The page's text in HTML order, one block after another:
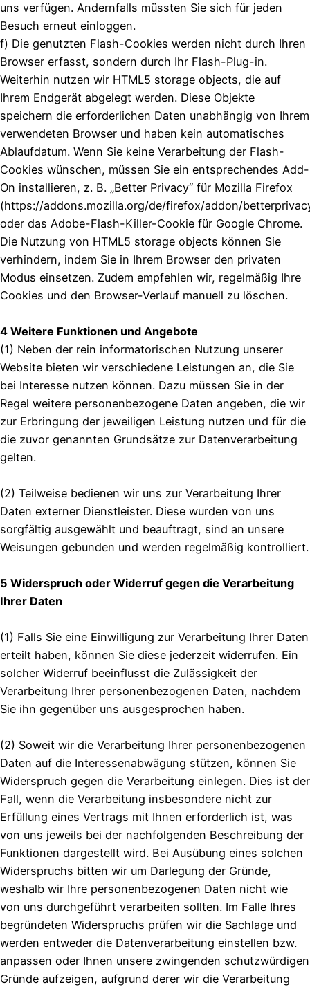
uns verfügen. Andernfalls müssten Sie sich für jeden
Besuch erneut einloggen.
f) Die genutzten Flash-Cookies werden nicht durch Ihren
Browser erfasst, sondern durch Ihr Flash-Plug-in.
Weiterhin nutzen wir HTML5 storage objects, die auf
Ihrem Endgerät abgelegt werden. Diese Objekte
speichern die erforderlichen Daten unabhängig von Ihrem
verwendeten Browser und haben kein automatisches
Ablaufdatum. Wenn Sie keine Verarbeitung der Flash-
Cookies wünschen, müssen Sie ein entsprechendes Add-
On installieren, z. B. „Better Privacy“ für Mozilla Firefox
(https://addons.mozilla.org/de/firefox/addon/
oder das Adobe-Flash-Killer-Cookie für Google Chrome.
Die Nutzung von HTML5 storage objects können Sie
verhindern, indem Sie in Ihrem Browser den privaten
Modus einsetzen. Zudem empfehlen wir, regelmäßig Ihre
Cookies und den Browser-Verlauf manuell zu löschen.
4 Weitere Funktionen und Angebote
(1) Neben der rein informatorischen Nutzung unserer
Website bieten wir verschiedene Leistungen an, die Sie
bei Interesse nutzen können. Dazu müssen Sie in der
Regel weitere personenbezogene Daten angeben, die wir
zur Erbringung der jeweiligen Leistung nutzen und für die
die zuvor genannten Grundsätze zur Datenverarbeitung
gelten.
(2) Teilweise bedienen wir uns zur Verarbeitung Ihrer
Daten externer Dienstleister. Diese wurden von uns
sorgfältig ausgewählt und beauftragt, sind an unsere
Weisungen gebunden und werden regelmäßig kontrolliert.
5 Widerspruch oder Widerruf gegen die Verarbeitung
Ihrer Daten
(1) Falls Sie eine Einwilligung zur Verarbeitung Ihrer Daten
erteilt haben, können Sie diese jederzeit widerrufen. Ein
solcher Widerruf beeinflusst die Zulässigkeit der
Verarbeitung Ihrer personenbezogenen Daten, nachdem
Sie ihn gegenüber uns ausgesprochen haben.
(2) Soweit wir die Verarbeitung Ihrer personenbezogenen
Daten auf die Interessenabwägung stützen, können Sie
Widerspruch gegen die Verarbeitung einlegen. Dies ist der
Fall, wenn die Verarbeitung insbesondere nicht zur
Erfüllung eines Vertrags mit Ihnen erforderlich ist, was
von uns jeweils bei der nachfolgenden Beschreibung der
Funktionen dargestellt wird. Bei Ausübung eines solchen
Widerspruchs bitten wir um Darlegung der Gründe,
weshalb wir Ihre personenbezogenen Daten nicht wie
von uns durchgeführt verarbeiten sollten. Im Falle Ihres
begründeten Widerspruchs prüfen wir die Sachlage und
werden entweder die Datenverarbeitung einstellen bzw.
anpassen oder Ihnen unsere zwingenden schutzwürdigen
Gründe aufzeigen, aufgrund derer wir die Verarbeitung